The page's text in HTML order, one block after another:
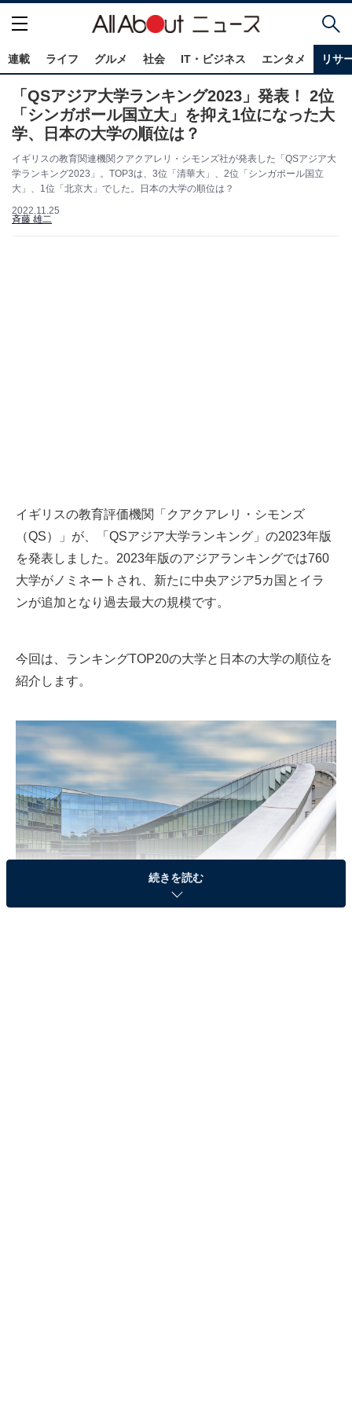
連載 ライフ グルメ 社会 IT・ビジネス エンタメ リサ
「QSアジア大学ランキング2023」発表！ 2位
「シンガポール国立大」を抑え1位になった大
学、日本の大学の順位は？
イギリスの教育関連機関クアクアレリ・シモンズ社が発表した「QSアジア大
学ランキング2023」。TOP3は、3位「清華大」、2位「シンガポール国立
大」、1位「北京大」でした。日本の大学の順位は？
2022.11.25
斉藤 雄二
イギリスの教育評価機関「クアクアレリ・シモンズ
（QS）」が、「QSアジア大学ランキング」の2023年版
を発表しました。2023年版のアジアランキングでは760
大学がノミネートされ、新たに中央アジア5カ国とイラ
ンが追加となり過去最大の規模です。
今回は、ランキングTOP20の大学と日本の大学の順位を
紹介します。
続きを読む